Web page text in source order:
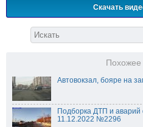
Скачать
Похожее
Автовокзал, бояре на
Подборка ДТП и аварий
11.12.2022 №2296